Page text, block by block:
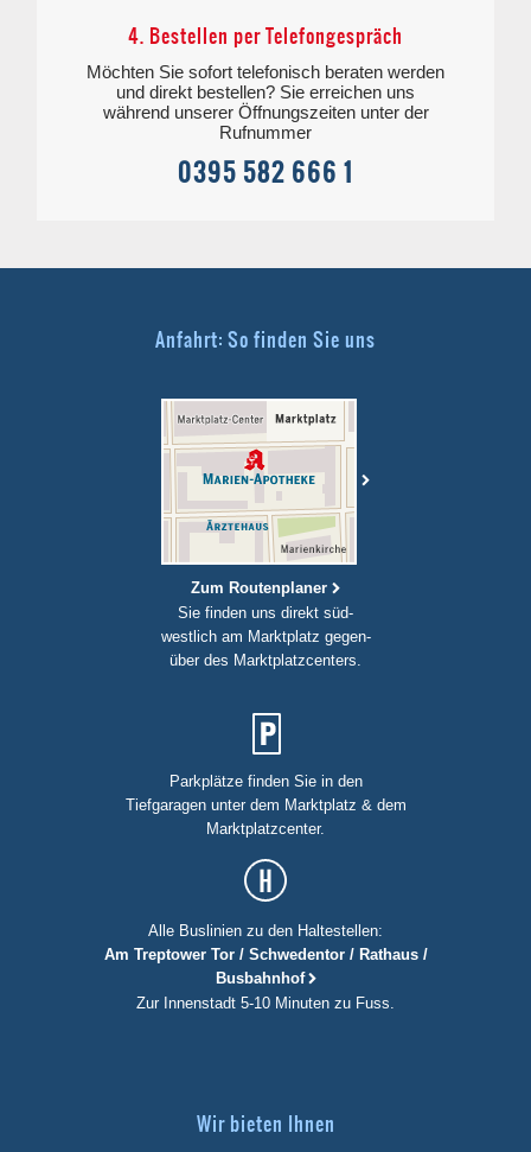
4. Bestellen per Telefongespräch
Möchten Sie sofort telefonisch beraten werden
und direkt bestellen? Sie erreichen uns
während unserer Öffnungszeiten unter der
Rufnummer
0395 582 666 1
Anfahrt: So finden Sie uns
Zum Routenplaner
Sie finden uns direkt süd-
westlich am Marktplatz gegen-
über des Marktplatzcenters.
Parkplätze finden Sie in den
Tiefgaragen unter dem Marktplatz & dem
Marktplatzcenter.
Alle Buslinien zu den Haltestellen:
Am Treptower Tor / Schwedentor / Rathaus /
Busbahnhof
Zur Innenstadt 5-10 Minuten zu Fuss.
Wir bieten Ihnen